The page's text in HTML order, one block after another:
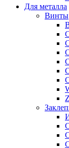
Для металла
Винты